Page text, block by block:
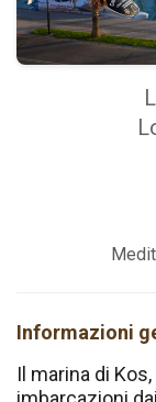
Informazioni
Il marina di